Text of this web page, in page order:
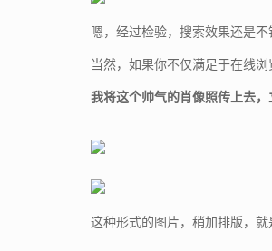
嗯，经过检验，搜索效果还是不
当然，如果你不仅满足于在线
我将这个帅气的肖像照传上去
这种形式的图片，稍加排版，就